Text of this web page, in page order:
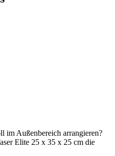
im Außenbereich arrangieren?
Elite 25 x 35 x 25 cm die